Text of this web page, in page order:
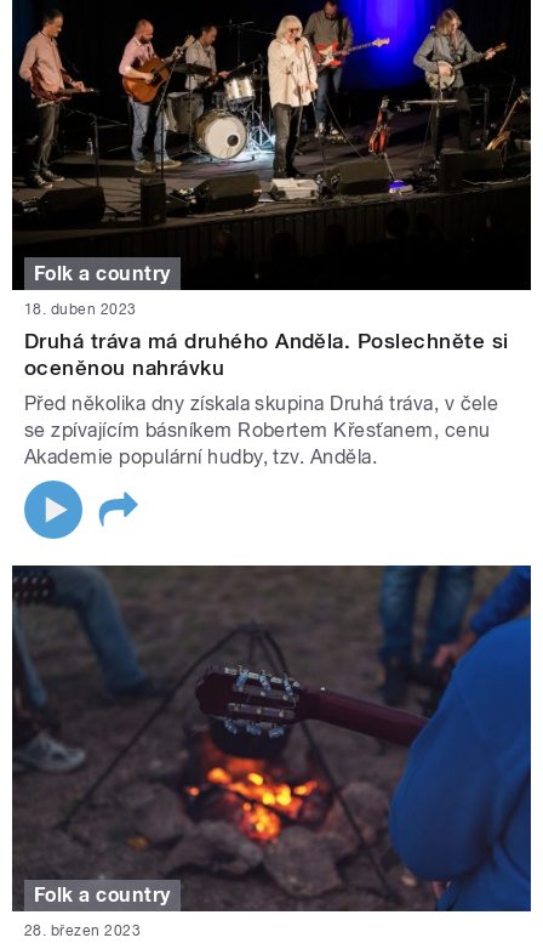
Folk a country
18. duben 2023
Druhá tráva má druhého Anděla. Poslechněte si
oceněnou nahrávku
Před několika dny získala skupina Druhá tráva, v čele
se zpívajícím básníkem Robertem Křesťanem, cenu
Akademie populární hudby, tzv. Anděla.
Folk a country
28. březen 2023